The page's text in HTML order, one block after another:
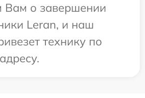
о завершении
Leran, и наш
технику по